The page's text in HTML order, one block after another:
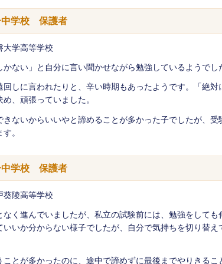
学校 保護者
学高等学校
ない」と自分に言い聞かせながら勉強しているようでし
しに言われたりと、辛い時期もあったようです。「絶対
、頑張っていました。
ないからいいやと諦めることが多かった子でしたが、受
。
学校 保護者
陵高等学校
く進んでいましたが、私立の試験前には、勉強をしても
いか分からない様子でしたが、自分で気持ちを切り替え
とが多かったのに、途中で諦めずに最後までやりきるこ